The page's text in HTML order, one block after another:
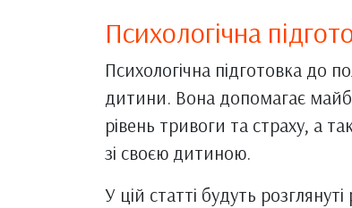
Психологічна
Психологічна підготовка до
дитини. Вона допомагає
рівень тривоги та страху, а
зі своєю дитиною.
У цій статті будуть